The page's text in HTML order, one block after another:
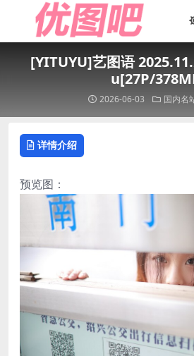
[YITUYU]艺图语
u[27P/
2026-06-03 国内名
详情介绍
预览图：